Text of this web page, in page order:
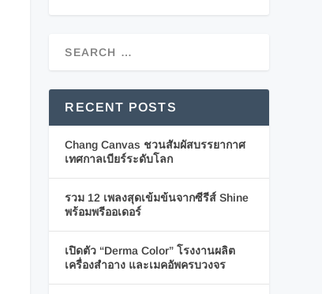
RECENT POSTS
Chang Canvas ชวนสัมผัสบรรยากาศ
เทศกาลเบียร์ระดับโลก
รวม 12 เพลงสุดเข้มข้นจากซีรีส์ Shine
พร้อมพรีออเดอร์
เปิดตัว “Derma Color” โรงงานผลิต
เครื่องสำอาง และเมคอัพครบวงจร